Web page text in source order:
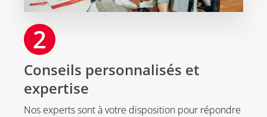
2
Conseils personnalisés et
expertise
Nos experts sont à votre disposition pour répondre